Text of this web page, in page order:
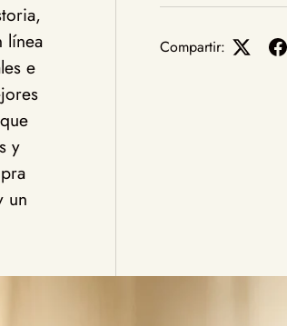
Compartir:
línea
e
y
un